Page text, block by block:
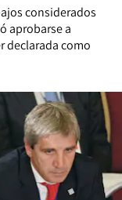
considerados
aprobarse a
declarada como